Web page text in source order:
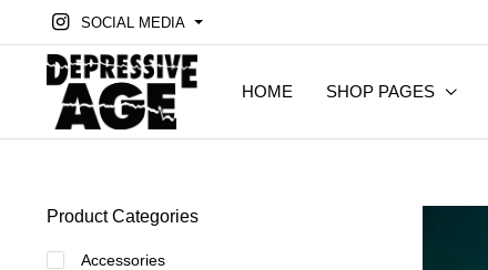
SOCIAL MEDIA
HOME SHOP PAGES
Product Categories
Accessories